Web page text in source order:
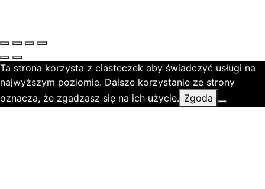
Ta strona korzysta z ciasteczek aby świadczyć usługi na
najwyższym poziomie. Dalsze korzystanie ze strony
oznacza, że zgadzasz się na ich użycie. Zgoda